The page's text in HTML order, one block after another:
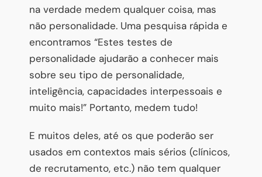
na verdade medem qualquer coisa, mas
não personalidade. Uma pesquisa rápida e
encontramos “Estes testes de
personalidade ajudarão a conhecer mais
sobre seu tipo de personalidade,
inteligência, capacidades interpessoais e
muito mais!” Portanto, medem tudo!
E muitos deles, até os que poderão ser
usados em contextos mais sérios (clínicos,
de recrutamento, etc.) não tem qualquer